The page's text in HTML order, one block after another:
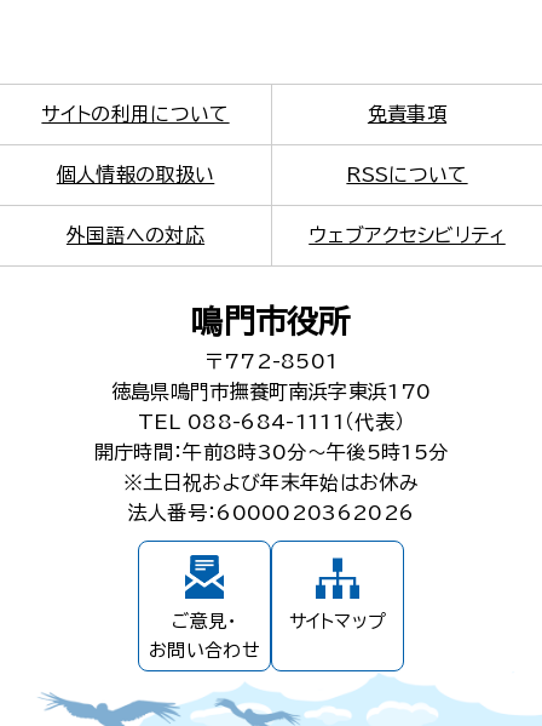
サイトの利用について 免責事項
個人情報の取扱い RSSについて
外国語への対応 ウェブアクセシビリティ
鳴門市役所
〒772-8501
徳島県鳴門市撫養町南浜字東浜170
TEL 088-684-1111（代表）
開庁時間：午前8時30分～午後5時15分
※土日祝および年末年始はお休み
法人番号：6000020362026
ご意見・
お問い合わせ
サイトマップ